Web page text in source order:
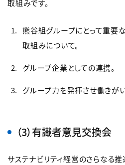
取組みです。
熊谷組グループにとって重要
取組みについて。
グループ企業としての連携。
グループ力を発揮させ働きが
（3）有識者意見交換会
サステナビリティ経営のさらなる